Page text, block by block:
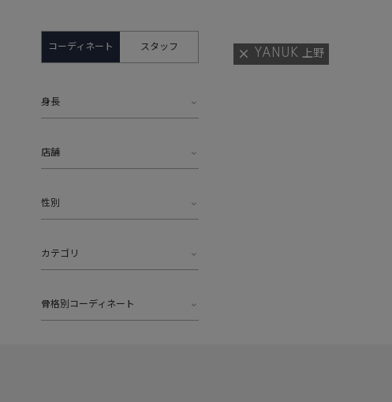
コーディネート スタッフ
身長
店舗
性別
カテゴリ
骨格別コーディネート
YANUK 上野